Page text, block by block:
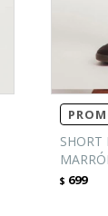
$ 699